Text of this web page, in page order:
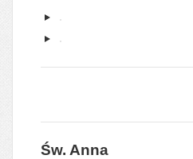
Św. Anna